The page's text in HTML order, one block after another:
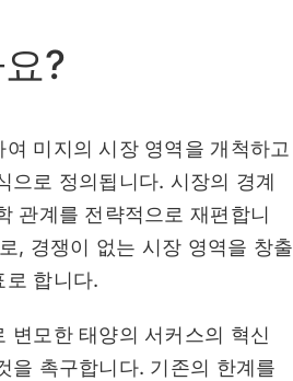
?
미지의 시장 영역을 개척하고
으로 정의됩니다. 시장의 경계
관계를 전략적으로 재편합니
, 경쟁이 없는 시장 영역을 창출
로 합니다.
변모한 태양의 서커스의 혁신
을 촉구합니다. 기존의 한계를